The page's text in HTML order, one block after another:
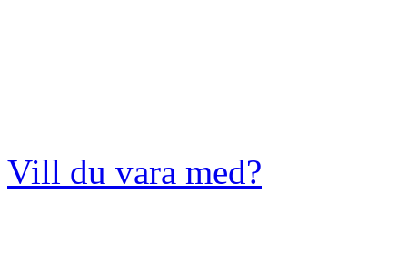
Vill du vara med?